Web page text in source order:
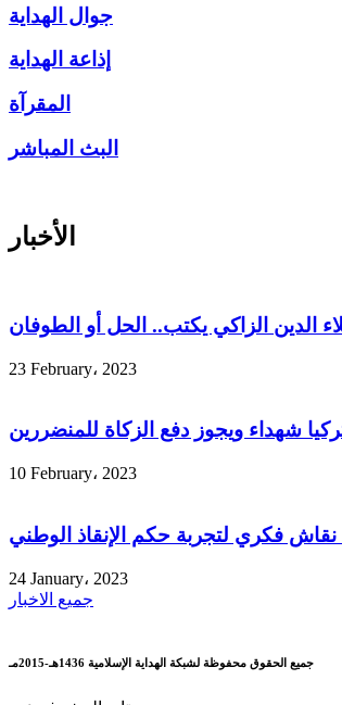
جوال الهداية
إذاعة الهداية
المقرآة
البث المباشر
الأخبار
الدين الزاكي يكتب.. الحل أو الطوفان
23 February، 2023
شهداء ويجوز دفع الزكاة للمنضررين
10 February، 2023
نقاش فكري لتجربة حكم الإنقاذ الوطني
24 January، 2023
جميع الاخبار
جميع الحقوق محفوظة لشبكة الهداية الإسلامية 1436هـ-2015مـ